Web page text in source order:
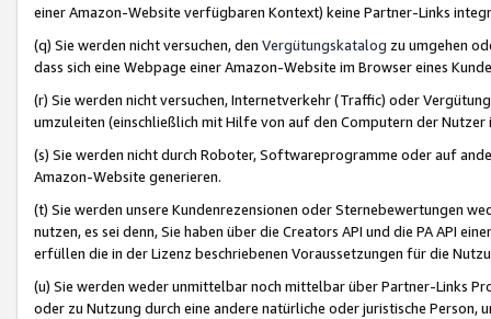
einer Amazon-Website verfügbaren Kontext) keine Partner-Links
(q) Sie werden nicht versuchen, den Vergütungskatalog zu umgehen
dass sich eine Webpage einer Amazon-Website im Browser eines
(r) Sie werden nicht versuchen, Internetverkehr (Traffic) oder
umzuleiten (einschließlich mit Hilfe von auf den Computern der
(s) Sie werden nicht durch Roboter, Softwareprogramme oder auf
Amazon-Website generieren.
(t) Sie werden unsere Kundenrezensionen oder Sternebewertungen
nutzen, es sei denn, Sie haben über die Creators API und die PA API
erfüllen die in der Lizenz beschriebenen Voraussetzungen für die
(u) Sie werden weder unmittelbar noch mittelbar über Partner-Links
oder zu Nutzung durch eine andere natürliche oder juristische